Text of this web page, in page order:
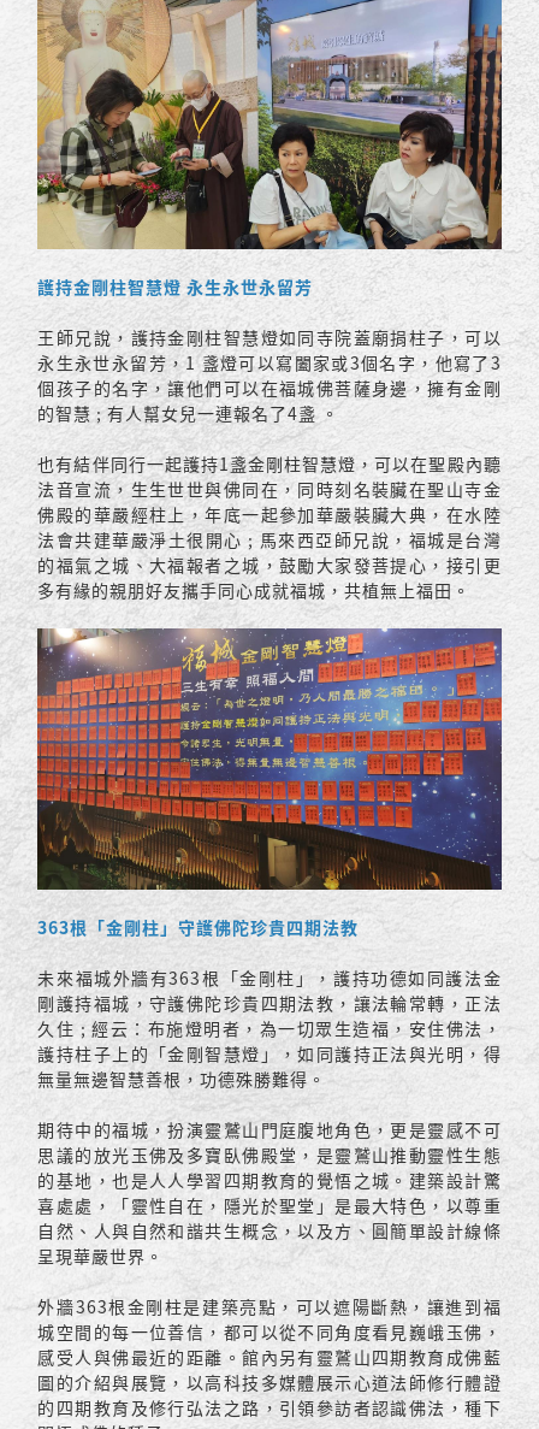
護持金剛柱智慧燈 永生永世永留芳
王師兄說，護持金剛柱智慧燈如同寺院蓋廟捐柱子，可以
永生永世永留芳，1 盞燈可以寫闔家或3個名字，他寫了3
個孩子的名字，讓他們可以在福城佛菩薩身邊，擁有金剛
的智慧 ; 有人幫女兒一連報名了4盞 。
也有結伴同行一起護持1盞金剛柱智慧燈，可以在聖殿內聽
法音宣流，生生世世與佛同在，同時刻名裝臟在聖山寺金
佛殿的華嚴經柱上，年底一起參加華嚴裝臟大典，在水陸
法會共建華嚴淨土很開心 ; 馬來西亞師兄說，福城是台灣
的福氣之城、大福報者之城，鼓勵大家發菩提心，接引更
多有緣的親朋好友攜手同心成就福城，共植無上福田。
363根「金剛柱」守護佛陀珍貴四期法教
未來福城外牆有363根「金剛柱」，護持功德如同護法金
剛護持福城，守護佛陀珍貴四期法教，讓法輪常轉，正法
久住 ; 經云：布施燈明者，為一切眾生造福，安住佛法，
護持柱子上的「金剛智慧燈」，如同護持正法與光明，得
無量無邊智慧善根，功德殊勝難得。
期待中的福城，扮演靈鷲山門庭腹地角色，更是靈感不可
思議的放光玉佛及多寶臥佛殿堂，是靈鷲山推動靈性生態
的基地，也是人人學習四期教育的覺悟之城。建築設計驚
喜處處，「靈性自在，隱光於聖堂」是最大特色，以尊重
自然、人與自然和諧共生概念，以及方、圓簡單設計線條
呈現華嚴世界。
外牆363根金剛柱是建築亮點，可以遮陽斷熱，讓進到福
城空間的每一位善信，都可以從不同角度看見巍峨玉佛，
感受人與佛最近的距離。館內另有靈鷲山四期教育成佛藍
圖的介紹與展覽，以高科技多媒體展示心道法師修行體證
的四期教育及修行弘法之路，引領參訪者認識佛法，種下